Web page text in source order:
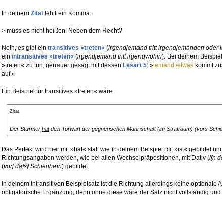
In deinem Zitat fehlt ein Komma.
> muss es nicht heißen: Neben dem Recht?
Nein, es gibt ein transitives »treten« (irgendjemand tritt irgendjemanden oder
ein intransitives »treten« (irgendjemand tritt irgendwohin). Bei deinem
»treten« zu tun, genauer gesagt mit dessen Lesart 5: »jemand /etwas kommt
auf.«
Ein Beispiel für transitives »treten« wäre:
Zitat
Der Stürmer hatden Torwart der gegnerischen Mannschaft (im Strafraum) (vors
Das Perfekt wird hier mit »hat« statt wie in deinem Beispiel mit »ist« gebildet
Richtungsangaben werden, wie bei allen Wechselpräpositionen, mit Dativ (i[n
(vor[ da]s] Schienbein) gebildet.
In deinem intransitiven Beispielsatz ist die Richtung allerdings keine optionale
obligatorische Ergänzung, denn ohne diese wäre der Satz nicht vollständig